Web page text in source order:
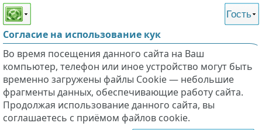
Этот сайт поддерживает
слабовидящих
Гость
Согласие на использование кук
Во время посещения данного сайта на Ваш
компьютер, телефон или иное устройство могут быть
временно загружены файлы Cookie — небольшие
фрагменты данных, обеспечивающие работу сайта.
Продолжая использование данного сайта, вы
соглашаетесь с приёмом файлов cookie.